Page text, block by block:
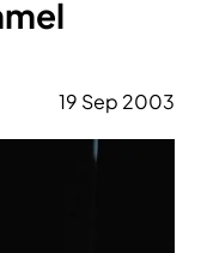
19 Sep 2003